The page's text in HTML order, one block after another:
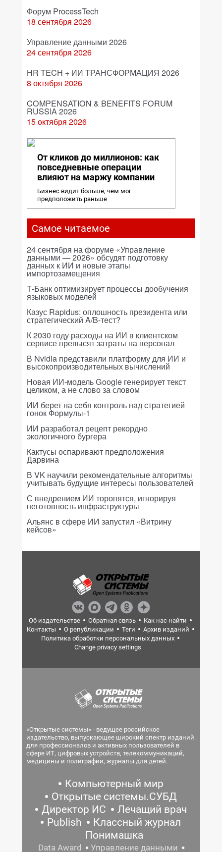
Форум ProcessTech
18 сентября 2026
Управление данными 2026
24 сентября 2026
HR TECH + ИИ ТРАНСФОРМАЦИЯ 2026
8 октября 2026
COMPENSATION & BENEFITS FORUM
RUSSIA 2026
15 октября 2026
От кликов до миллионов: как
повседневные операции
влияют на маржу компании
Бизнес видит больше, чем мог
предположить раньше
Самое читаемое
24 сентября на форуме «Управление
данными — 2026» обсудят подготовку
данных к ИИ и новые этапы
импортозамещения
Т-Банк оптимизирует процессы дообучения
языковых моделей
Казус Rapidus: оплошность президента или
стратегический A/B-тест?
К 2030 году расходы на ИИ в клиентском
сервисе превысят затраты на персонал
В Nvidia представили платформу для ИИ и
высокопроизводительных вычислений
Новая ИИ-модель Google генерирует текст
целиком, а не слово за словом
ИИ берет на себя контроль над стратегией
гонок Формулы-1
ИИ разработал рецепт рекордно
экологичного бургера
Кактусы оспаривают предположения
Дарвина
В VK научили рекомендательные алгоритмы
учитывать будущие интересы пользователей
С внедрением ИИ торопятся, игнорируя
неготовность инфраструктуры
Альянс в сфере ИИ запустил «Витрину
кейсов»
Об издательстве Обратная связь
Как нас найти
Контакты
О републикации Теги
Архив изданий
Политика обработки персональных данных
Change privacy settings
«Открытые системы» - ведущее российское
издательство, выпускающее широкий спектр изданий
для профессионалов и активных пользователей в
сфере ИТ, цифровых устройств, телекоммуникаций,
медицины и полиграфии, журналы для детей.
Компьютерный мир
Открытые системы.СУБД
Директор ИС
Лечащий врач
Publish
Классный журнал
Понимашка
Data Award Управление данными